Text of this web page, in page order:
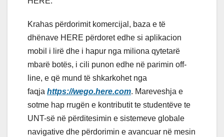
Krahas përdorimit komercijal, baza e të
dhënave HERE përdoret edhe si aplikacion
mobil i lirë dhe i hapur nga miliona qytetarë
mbarë botës, i cili punon edhe në parimin off-
line, e që mund të shkarkohet nga
faqja https://wego.here.com. Mareveshja e
sotme hap rrugën e kontributit te studentëve te
UNT-së në përditesimin e sistemeve globale
navigative dhe përdorimin e avancuar në mesin